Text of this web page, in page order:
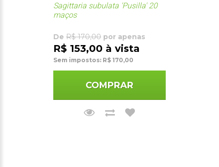
Sagittaria subulata 'Pusilla' 20
maços
De R$ 170,00 por apenas
R$ 153,00 à vista
Sem impostos: R$ 170,00
COMPRAR